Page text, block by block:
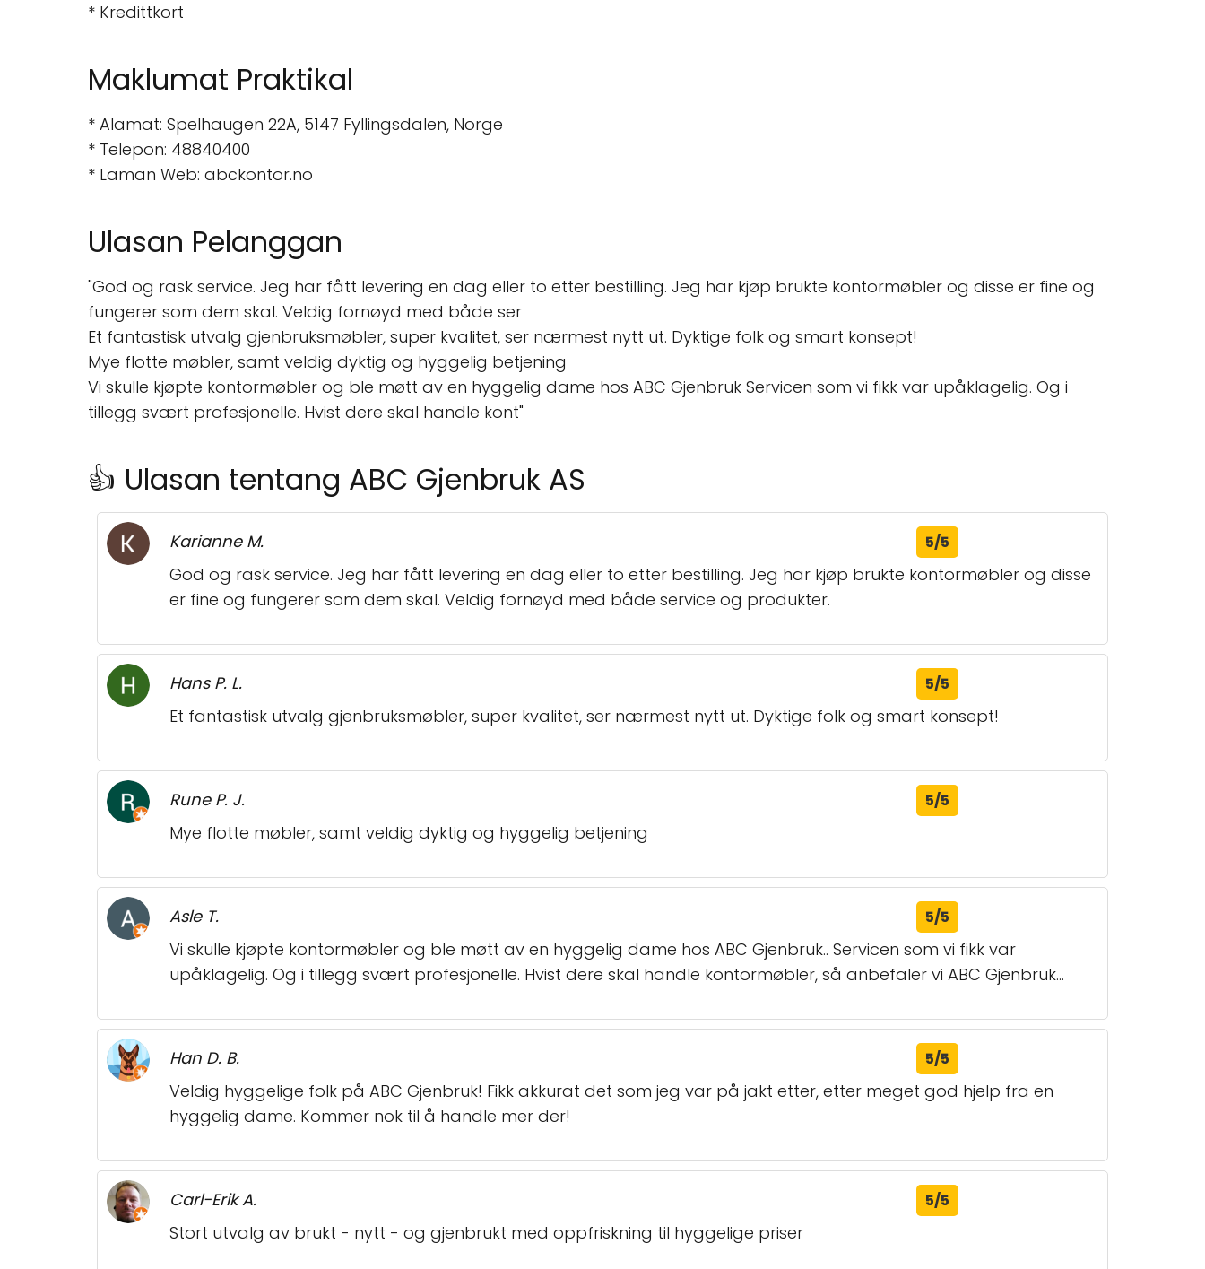
* Kredittkort
Maklumat Praktikal
* Alamat: Spelhaugen 22A, 5147 Fyllingsdalen, Norge
* Telepon: 48840400
* Laman Web: abckontor.no
Ulasan Pelanggan
"God og rask service. Jeg har fått levering en dag eller to etter bestilling. Jeg har kjøp brukte kontormøbler og disse er fine og
fungerer som dem skal. Veldig fornøyd med både ser
Et fantastisk utvalg gjenbruksmøbler, super kvalitet, ser nærmest nytt ut. Dyktige folk og smart konsept!
Mye flotte møbler, samt veldig dyktig og hyggelig betjening
Vi skulle kjøpte kontormøbler og ble møtt av en hyggelig dame hos ABC Gjenbruk Servicen som vi fikk var upåklagelig. Og i
tillegg svært profesjonelle. Hvist dere skal handle kont"
👍 Ulasan tentang ABC Gjenbruk AS
Karianne M. 5/5
God og rask service. Jeg har fått levering en dag eller to etter bestilling. Jeg har kjøp brukte kontormøbler og disse
er fine og fungerer som dem skal. Veldig fornøyd med både service og produkter.
Hans P. L. 5/5
Et fantastisk utvalg gjenbruksmøbler, super kvalitet, ser nærmest nytt ut. Dyktige folk og smart konsept!
Rune P. J. 5/5
Mye flotte møbler, samt veldig dyktig og hyggelig betjening
Asle T. 5/5
Vi skulle kjøpte kontormøbler og ble møtt av en hyggelig dame hos ABC Gjenbruk.. Servicen som vi fikk var
upåklagelig. Og i tillegg svært profesjonelle. Hvist dere skal handle kontormøbler, så anbefaler vi ABC Gjenbruk...
Han D. B. 5/5
Veldig hyggelige folk på ABC Gjenbruk! Fikk akkurat det som jeg var på jakt etter, etter meget god hjelp fra en
hyggelig dame. Kommer nok til å handle mer der!
Carl-Erik A. 5/5
Stort utvalg av brukt - nytt - og gjenbrukt med oppfriskning til hyggelige priser